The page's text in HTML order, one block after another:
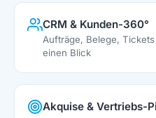
CRM & Kunden-360°
Aufträge, Belege,
einen Blick
Akquise & Vertriebs-